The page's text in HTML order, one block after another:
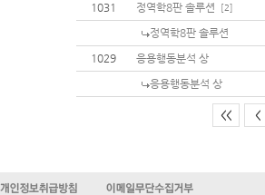
1031
정역학8판 솔루션 [2]
정역학8판 솔루션
1029
응용행동분석 상
응용행동분석 상
<< <